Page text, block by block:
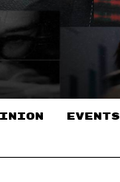
EVENTS